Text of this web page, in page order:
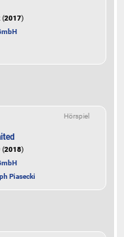
(2017)
Hörspiel
(2018)
Piasecki